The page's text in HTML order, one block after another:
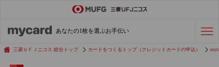
あなたの1枚を選ぶお手伝い
会社経費の支払い 効率化術
三菱ＵＦＪニコス 総合トップ カードをつくるトップ（クレジットカードの申込）